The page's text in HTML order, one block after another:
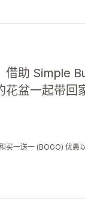
借助 Simple
盆一起带回
买一送一 (BOGO) 优惠